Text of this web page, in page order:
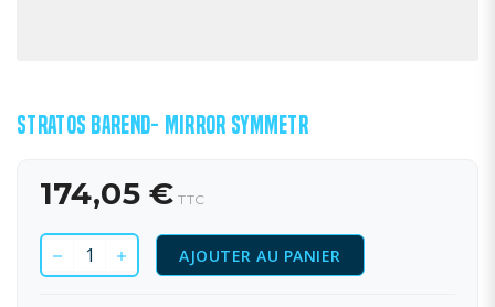
STRATOS BAREND- MIRROR SYMMETR
174,05 € TTC
AJOUTER AU PANIER